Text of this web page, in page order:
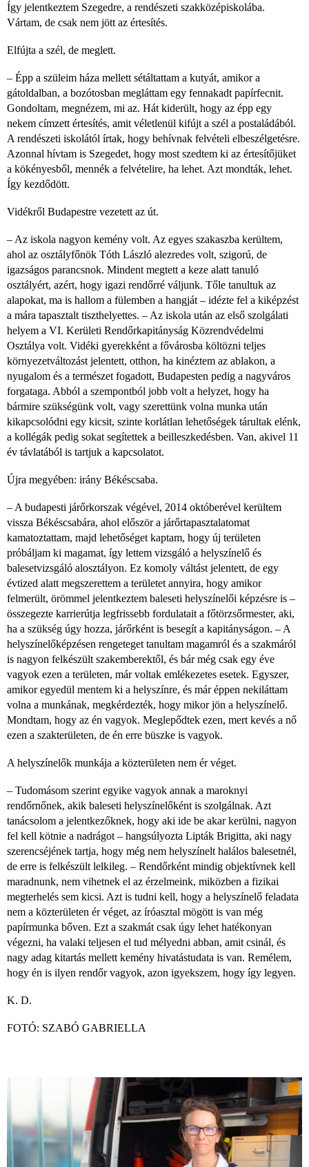
Így jelentkeztem Szegedre, a rendészeti szakközépiskolába.
Vártam, de csak nem jött az értesítés.
Elfújta a szél, de meglett.
– Épp a szüleim háza mellett sétáltattam a kutyát, amikor a
gátoldalban, a bozótosban megláttam egy fennakadt papírfecnit.
Gondoltam, megnézem, mi az. Hát kiderült, hogy az épp egy
nekem címzett értesítés, amit véletlenül kifújt a szél a postaládából.
A rendészeti iskolától írtak, hogy behívnak felvételi elbeszélgetésre.
Azonnal hívtam is Szegedet, hogy most szedtem ki az értesítőjüket
a kökényesből, mennék a felvételire, ha lehet. Azt mondták, lehet.
Így kezdődött.
Vidékről Budapestre vezetett az út.
– Az iskola nagyon kemény volt. Az egyes szakaszba kerültem,
ahol az osztályfőnök Tóth László alezredes volt, szigorú, de
igazságos parancsnok. Mindent megtett a keze alatt tanuló
osztályért, azért, hogy igazi rendőrré váljunk. Tőle tanultuk az
alapokat, ma is hallom a fülemben a hangját – idézte fel a kiképzést
a mára tapasztalt tiszthelyettes. – Az iskola után az első szolgálati
helyem a VI. Kerületi Rendőrkapitányság Közrendvédelmi
Osztálya volt. Vidéki gyerekként a fővárosba költözni teljes
környezetváltozást jelentett, otthon, ha kinéztem az ablakon, a
nyugalom és a természet fogadott, Budapesten pedig a nagyváros
forgataga. Abból a szempontból jobb volt a helyzet, hogy ha
bármire szükségünk volt, vagy szerettünk volna munka után
kikapcsolódni egy kicsit, szinte korlátlan lehetőségek tárultak elénk,
a kollégák pedig sokat segítettek a beilleszkedésben. Van, akivel 11
év távlatából is tartjuk a kapcsolatot.
Újra megyében: irány Békéscsaba.
– A budapesti járőrkorszak végével, 2014 októberével kerültem
vissza Békéscsabára, ahol először a járőrtapasztalatomat
kamatoztattam, majd lehetőséget kaptam, hogy új területen
próbáljam ki magamat, így lettem vizsgáló a helyszínelő és
balesetvizsgáló alosztályon. Ez komoly váltást jelentett, de egy
évtized alatt megszerettem a területet annyira, hogy amikor
felmerült, örömmel jelentkeztem baleseti helyszínelői képzésre is –
összegezte karrierútja legfrissebb fordulatait a főtörzsőrmester, aki,
ha a szükség úgy hozza, járőrként is besegít a kapitányságon. – A
helyszínelőképzésen rengeteget tanultam magamról és a szakmáról
is nagyon felkészült szakemberektől, és bár még csak egy éve
vagyok ezen a területen, már voltak emlékezetes esetek. Egyszer,
amikor egyedül mentem ki a helyszínre, és már éppen nekiláttam
volna a munkának, megkérdezték, hogy mikor jön a helyszínelő.
Mondtam, hogy az én vagyok. Meglepődtek ezen, mert kevés a nő
ezen a szakterületen, de én erre büszke is vagyok.
A helyszínelők munkája a közterületen nem ér véget.
– Tudomásom szerint egyike vagyok annak a maroknyi
rendőrnőnek, akik baleseti helyszínelőként is szolgálnak. Azt
tanácsolom a jelentkezőknek, hogy aki ide be akar kerülni, nagyon
fel kell kötnie a nadrágot – hangsúlyozta Lipták Brigitta, aki nagy
szerencséjének tartja, hogy még nem helyszínelt halálos balesetnél,
de erre is felkészült lelkileg. – Rendőrként mindig objektívnek kell
maradnunk, nem vihetnek el az érzelmeink, miközben a fizikai
megterhelés sem kicsi. Azt is tudni kell, hogy a helyszínelő feladata
nem a közterületen ér véget, az íróasztal mögött is van még
papírmunka bőven. Ezt a szakmát csak úgy lehet hatékonyan
végezni, ha valaki teljesen el tud mélyedni abban, amit csinál, és
nagy adag kitartás mellett kemény hivatástudata is van. Remélem,
hogy én is ilyen rendőr vagyok, azon igyekszem, hogy így legyen.
K. D.
FOTÓ: SZABÓ GABRIELLA